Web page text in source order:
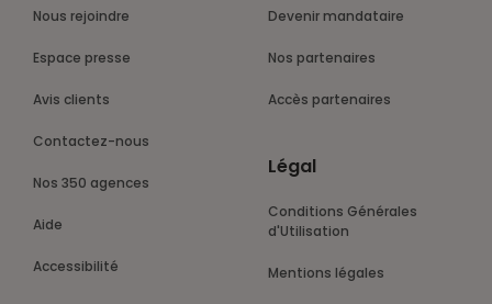
Nous rejoindre
Espace presse
Avis clients
Contactez-nous
Nos 350 agences
Aide
Accessibilité
Devenir mandataire
Nos partenaires
Accès partenaires
Légal
Conditions Générales
d'Utilisation
Mentions légales